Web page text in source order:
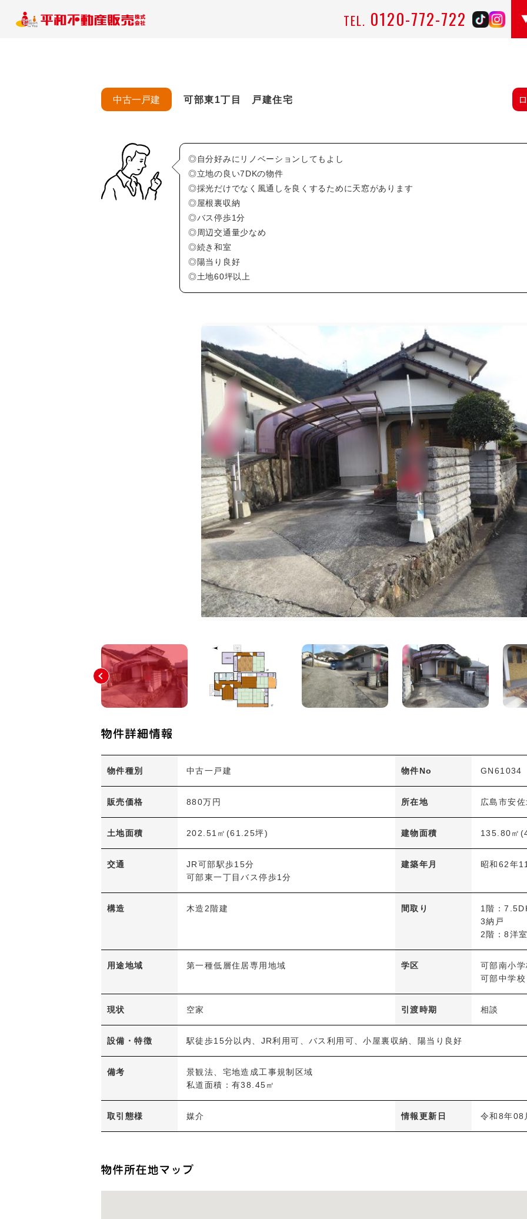
TEL. 0120-772-722
中古一戸建 可部東1丁目 戸建住宅
◎自分好みにリノベーションしてもよし
◎立地の良い7DKの物件
◎採光だけでなく風通しを良くするために天窓があります
◎屋根裏収納
◎バス停歩1分
◎周辺交通量少なめ
◎続き和室
◎陽当り良好
◎土地60坪以上
物件種別 中古一戸建 物件No GN61034
販売価格 880万円 所在地 広島市安
土地面積 202.51㎡(61.25坪) 建物面積 135.80㎡
交通
JR可部駅歩15分
可部東一丁目バス停歩1分
建築年月 昭和62年
構造 木造2階建 間取り
1階：
3納戸
2階：8洋
用途地域 第一種低層住居専用地域 学区
可部南小
可部中学校
現状 空家 引渡時期 相談
設備・特徴 駅徒歩15分以内、JR利用可、バス利用可、小屋裏収納、陽当り良好
備考
景観法、宅地造成工事規制区域
私道面積：有38.45㎡
取引態様 媒介 情報更新日 令和8年08